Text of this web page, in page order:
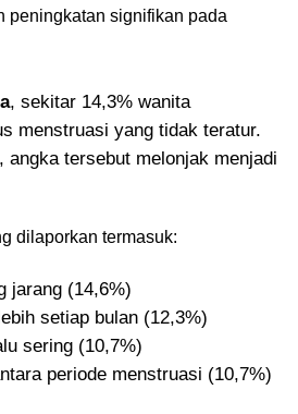
peningkatan signifikan pada
, sekitar 14,3% wanita
menstruasi yang tidak teratur.
, angka tersebut melonjak menjadi
dilaporkan termasuk:
jarang (14,6%)
setiap bulan (12,3%)
sering (10,7%)
periode menstruasi (10,7%)